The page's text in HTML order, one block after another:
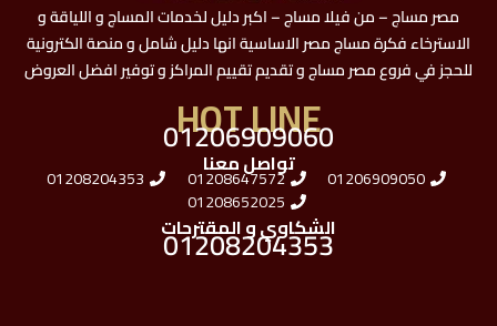
مصر مساج – من فيلا مساج – اكبر دليل لخدمات المساج و اللياقة و
الاسترخاء فكرة مساج مصر الاساسية انها دليل شامل و منصة الكترونية
للحجز في فروع مصر مساج و تقديم تقييم المراكز و توفير افضل العروض
HOT LINE
01206909060
تواصل معنا 01206909050
01208647572
01208204353
01208652025
الشكاوي و المقترحات
01208204353